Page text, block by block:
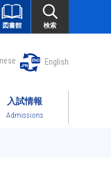
図書館 検索
English
入試情報
Admissions